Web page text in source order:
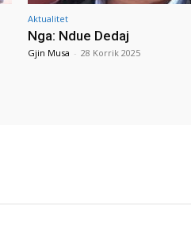
Aktualitet
Nga: Ndue Dedaj
Gjin Musa - 28 Korrik 2025